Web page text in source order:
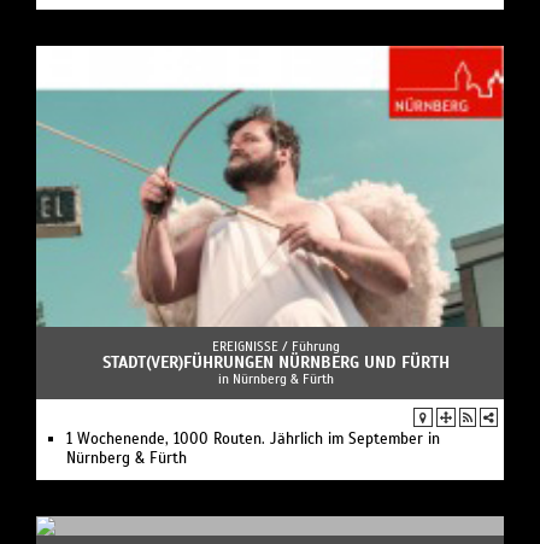
EREIGNISSE / Führung
STADT(VER)­FÜHRUNGEN NÜRNBERG UND FÜRTH
in Nürnberg & Fürth
1 Wochenende, 1000 Routen. Jährlich im September in
Nürnberg & Fürth